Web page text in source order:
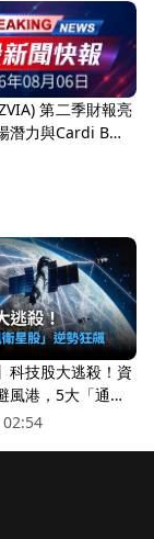
第二季財報亮
潛力與Cardi B合
科技股大逃殺！資
風港，5大「通訊
狂飆